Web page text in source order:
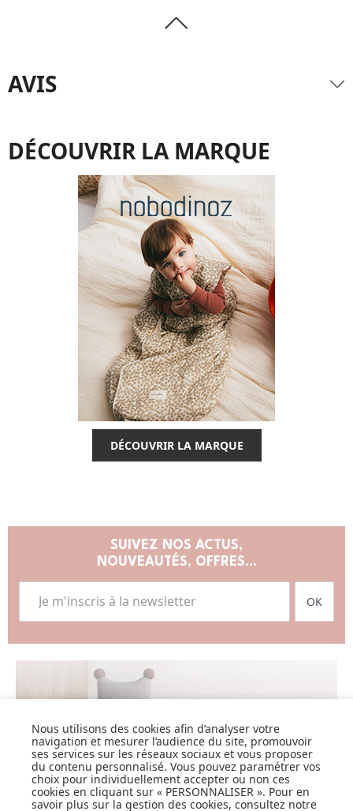
AVIS
DÉCOUVRIR LA MARQUE
DÉCOUVRIR LA MARQUE
SUIVEZ NOS ACTUS,
NOUVEAUTÉS, OFFRES...
OK
JE DÉCOUVRE
Nous utilisons des cookies afin d’analyser votre
navigation et mesurer l’audience du site, promouvoir
ses services sur les réseaux sociaux et vous proposer
du contenu personnalisé. Vous pouvez paramétrer vos
choix pour individuellement accepter ou non ces
cookies en cliquant sur « PERSONNALISER ». Pour en
savoir plus sur la gestion des cookies, consultez notre